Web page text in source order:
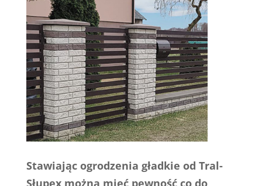
Stawiając ogrodzenia gładkie od Tral-